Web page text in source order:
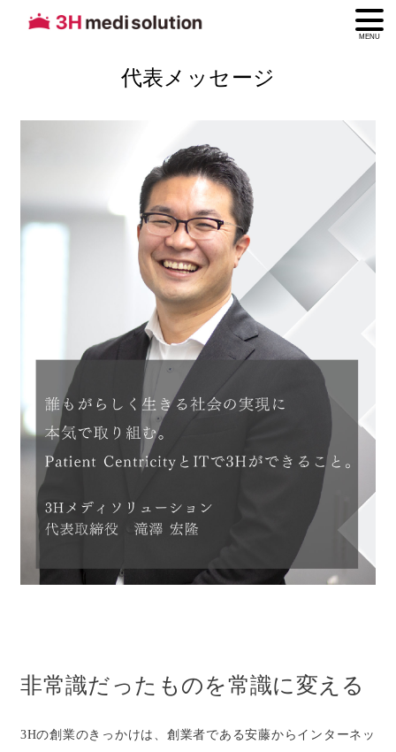
MENU
代表メッセージ
非常識だったものを常識に変える
3Hの創業のきっかけは、創業者である安藤からインターネッ